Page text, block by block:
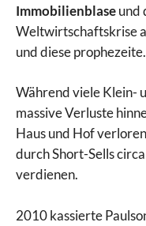
Immobilienblaseund
Weltwirtschaftskrise
und diese prophezeite.
Während viele Klein-
massive Verluste
Haus und Hof
durch Short-Sells circa
verdienen.
2010 kassierte